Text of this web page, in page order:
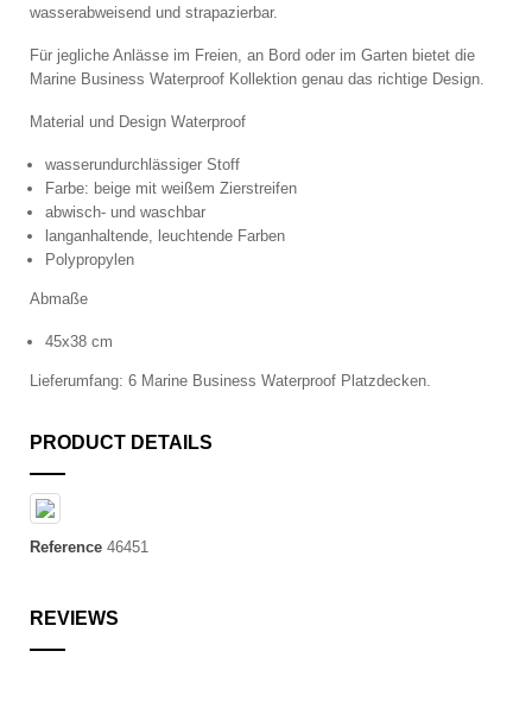
wasserabweisend und strapazierbar.
Für jegliche Anlässe im Freien, an Bord oder im Garten bietet die
Marine Business Waterproof Kollektion genau das richtige Design.
Material und Design Waterproof
wasserundurchlässiger Stoff
Farbe: beige mit weißem Zierstreifen
abwisch- und waschbar
langanhaltende, leuchtende Farben
Polypropylen
Abmaße
45x38 cm
Lieferumfang: 6 Marine Business Waterproof Platzdecken.
PRODUCT DETAILS
Reference 46451
REVIEWS